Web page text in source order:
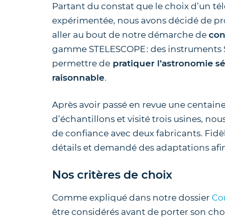
Partant du constat que le choix d’un
expérimentée, nous avons décidé de
aller au bout de notre démarche de
gamme STELESCOPE : des
permettre de pratiquer l’astronomie
raisonnable.
Après avoir passé en revue une
d’échantillons et visité trois usines,
de confiance avec deux fabricants.
détails et demandé des adaptations
Nos critères de choix
Comme expliqué dans notre dossier
être considérés avant de porter son